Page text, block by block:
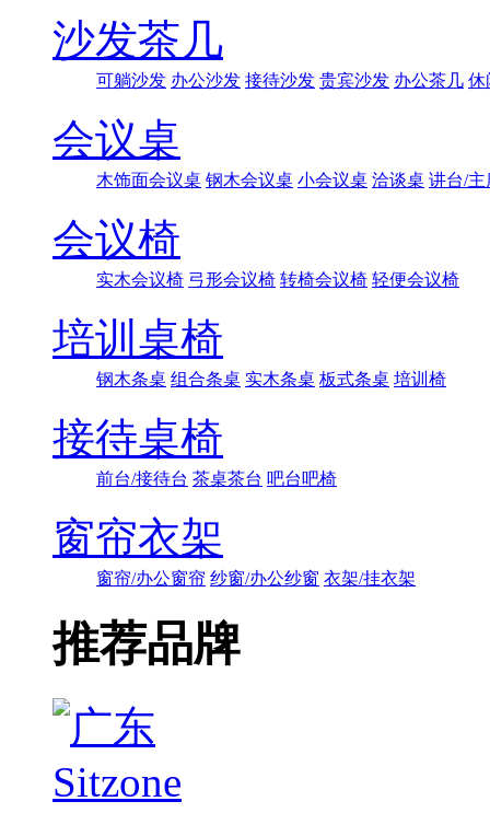
沙发茶几
可躺沙发 办公沙发 接待沙发 贵宾沙发 办公茶几 休
会议桌
木饰面会议桌 钢木会议桌 小会议桌 洽谈桌 讲台/主
会议椅
实木会议椅 弓形会议椅 转椅会议椅 轻便会议椅
培训桌椅
钢木条桌 组合条桌 实木条桌 板式条桌 培训椅
接待桌椅
前台/接待台 茶桌茶台 吧台吧椅
窗帘衣架
窗帘/办公窗帘 纱窗/办公纱窗 衣架/挂衣架
推荐品牌